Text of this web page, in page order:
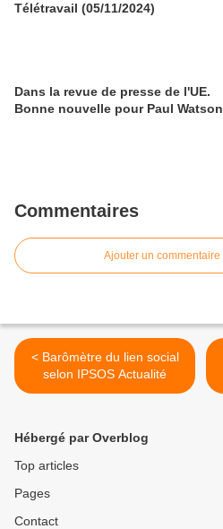
Télétravail (05/11/2024)
Dans la revue de presse de l'UE.
Bonne nouvelle pour Paul Watson
Commentaires
Ajouter un commentaire
< Barômètre du lien social
selon IPSOS Actualité
Hébergé par Overblog
Top articles
Pages
Contact